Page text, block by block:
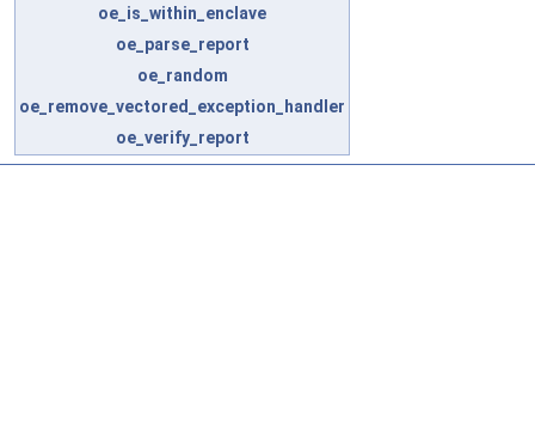
oe_is_within_enclave
oe_parse_report
oe_random
oe_remove_vectored_exception_handler
oe_verify_report